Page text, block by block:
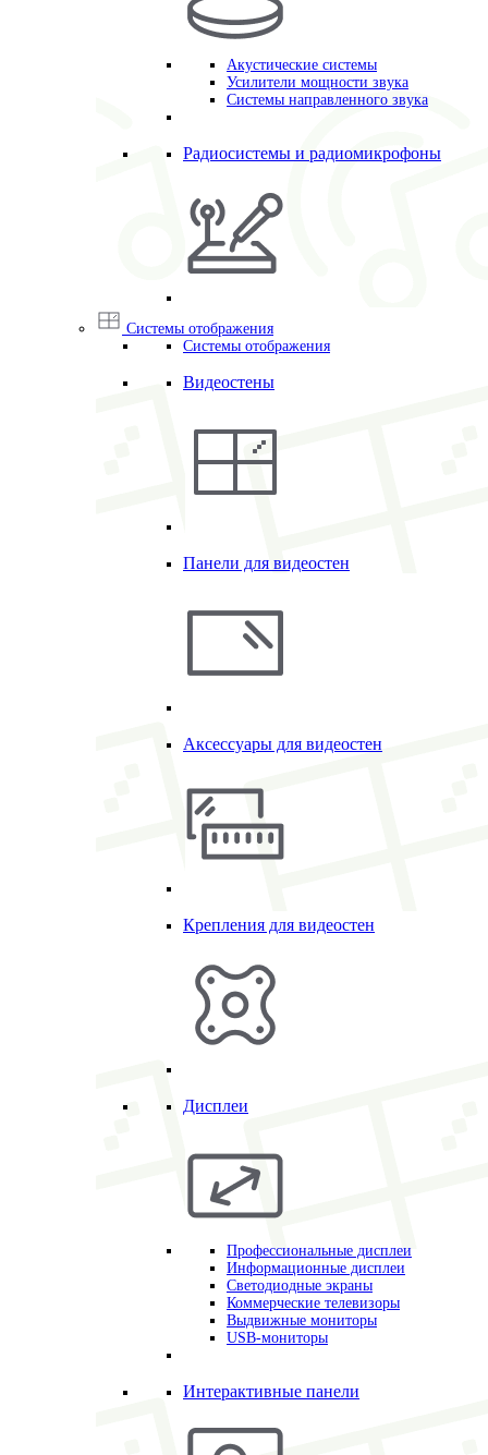
Акустические системы
Усилители мощности звука
Системы направленного звука
Радиосистемы и радиомикрофоны
Системы отображения
Системы отображения
Видеостены
Панели для видеостен
Аксессуары для видеостен
Крепления для видеостен
Дисплеи
Профессиональные дисплеи
Информационные дисплеи
Светодиодные экраны
Коммерческие телевизоры
Выдвижные мониторы
USB-мониторы
Интерактивные панели